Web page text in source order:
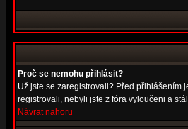
Proč se nemohu přihlásit?
Už jste se zaregistrovali? Před přihlášením
registrovali, nebyli jste z fóra vyloučeni a
Návrat nahoru